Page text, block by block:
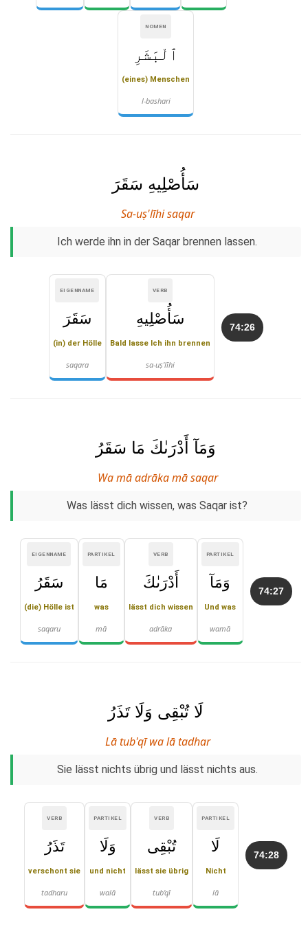
NOMEN
ٱلْبَشَرِ
(eines) Menschen
l-bashari
سَأُصْلِيهِ سَقَرَ
Sa-uṣ'līhi saqar
Ich werde ihn in der Saqar brennen lassen.
74:26
VERB
سَأُصْلِيهِ
Bald lasse Ich ihn brennen
sa-uṣ'līhi
EIGENNAME
سَقَرَ
(in) der Hölle
saqara
وَمَآ أَدْرَىٰكَ مَا سَقَرُ
Wa mā adrāka mā saqar
Was lässt dich wissen, was Saqar ist?
74:27
PARTIKEL
وَمَآ
Und was
wamā
VERB
أَدْرَىٰكَ
lässt dich wissen
adrāka
PARTIKEL
مَا
was
mā
EIGENNAME
سَقَرُ
(die) Hölle ist
saqaru
لَا تُبْقِى وَلَا تَذَرُ
Lā tub'qī wa lā tadhar
Sie lässt nichts übrig und lässt nichts aus.
74:28
PARTIKEL
لَا
Nicht
lā
VERB
تُبْقِى
lässt sie übrig
tub'qī
PARTIKEL
وَلَا
und nicht
walā
VERB
تَذَرُ
verschont sie
tadharu